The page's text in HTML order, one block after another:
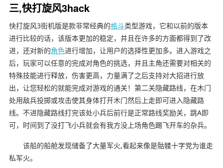
三,快打旋风3hack
快打旋风3街机版是款非常经典的格斗类型游戏，它和以前的版本
进行比较的话，该版本更加的稳定，并且在许多的方面都得到了改
进，还对新的角色进行增加，让用户的选择性更加多。进入游戏之
后，玩家可以任意的完成对角色的挑选，并且主角还需要对相关的
特殊技能进行释放，伤害更高，力量满了之后支持对大招进行放
出，让您轻松的就能完成对游戏的通关！第二关隐藏路线，在木门
处用敌兵投掷或攻击使其身体打开木门然后上走即可进入隐藏路
线。不进隐藏路线打完该处小兵后前行是正常路线奖励关，跳A即
可，时间到了没打飞小兵就会有我方没上场角色踢飞开车的杂兵。
该船的船舱发现储备了大量军火,看起来像是骷髅十字党为谁走
私军火。